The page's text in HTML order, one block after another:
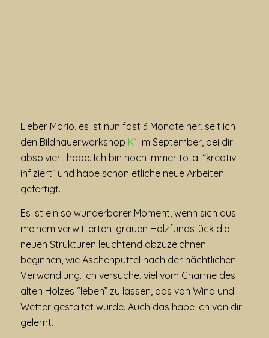
Lieber Mario, es ist nun fast 3 Monate her, seit ich
den Bildhauerworkshop K1 im September, bei dir
absolviert habe. Ich bin noch immer total “kreativ
infiziert” und habe schon etliche neue Arbeiten
gefertigt.
Es ist ein so wunderbarer Moment, wenn sich aus
meinem verwitterten, grauen Holzfundstück die
neuen Strukturen leuchtend abzuzeichnen
beginnen, wie Aschenputtel nach der nächtlichen
Verwandlung. Ich versuche, viel vom Charme des
alten Holzes “leben” zu lassen, das von Wind und
Wetter gestaltet wurde. Auch das habe ich von dir
gelernt.